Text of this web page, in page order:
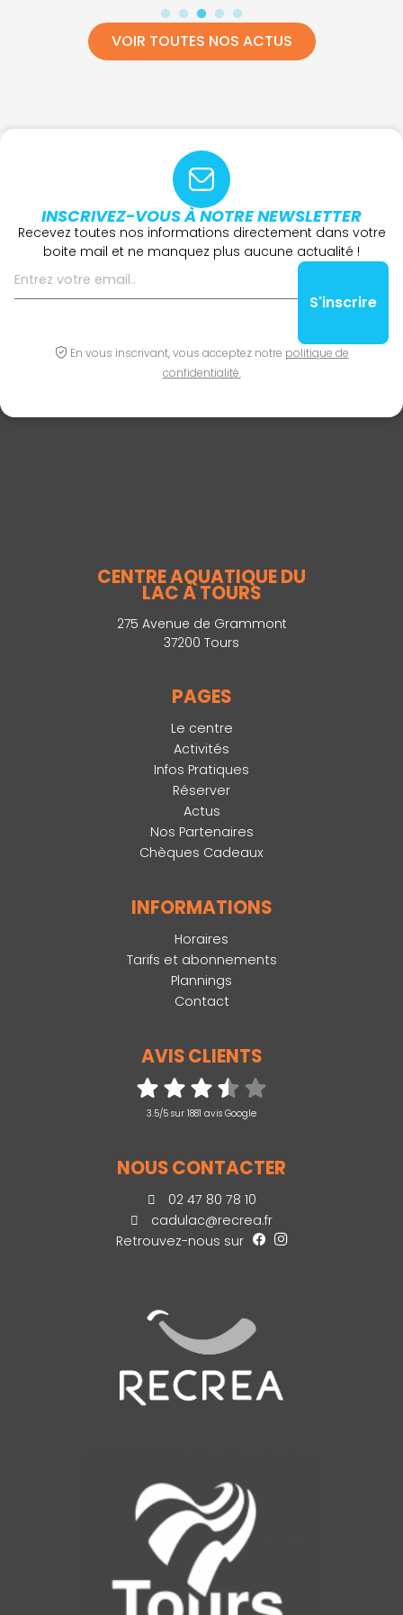
VOIR TOUTES NOS ACTUS
INSCRIVEZ-VOUS À NOTRE NEWSLETTER
Recevez toutes nos informations directement dans votre
boite mail et ne manquez plus aucune actualité !
En vous inscrivant, vous acceptez notre politique de
confidentialité.
CENTRE AQUATIQUE DU
LAC À TOURS
275 Avenue de Grammont
37200 Tours
PAGES
Le centre
Activités
Infos Pratiques
Réserver
Actus
Nos Partenaires
Chèques Cadeaux
INFORMATIONS
Horaires
Tarifs et abonnements
Plannings
Contact
AVIS CLIENTS
3.5/5 sur 1881 avis Google
NOUS CONTACTER
02 47 80 78 10
cadulac@recrea.fr
Retrouvez-nous sur